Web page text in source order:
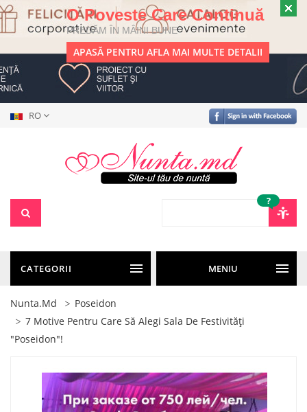
O Poveste Care Continuă
PREDĂM ÎN MÂINI BUNE
APASĂ PENTRU AFLA MAI MULTE DETALII
RO
?
CATEGORII MENIU
Nunta.md
Poseidon
7 Motive Pentru Care Să Alegi Sala De Festivități
"Poseidon"!